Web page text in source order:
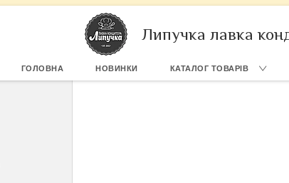
Липучка лавка
ГОЛОВНА НОВИНКИ КАТАЛОГ ТОВАРІВ